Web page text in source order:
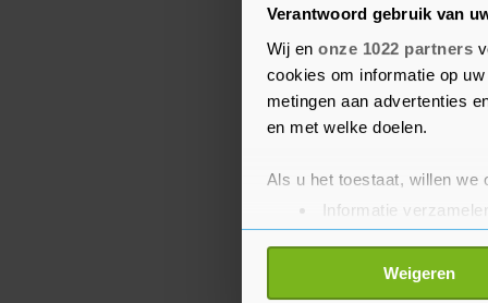
Verantwoord gebruik van
Wij en onze 1022 partners
cookies om informatie op
metingen aan advertenties
en met welke doelen.
Als u het toestaat, willen we
Informatie
Uw apparaat
Lees meer over hoe uw
toestemming op elk moment
Weigeren
Amerikanen houden",
Amerikanen dat
aanval te openen op
banen. Dat is